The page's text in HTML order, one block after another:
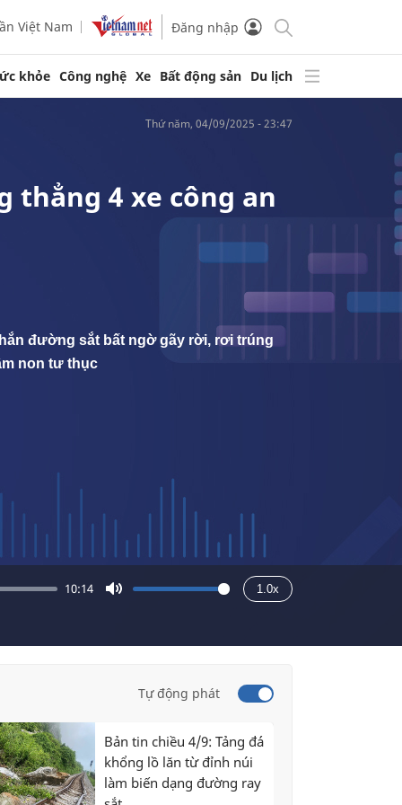
Việt Nam Đăng nhập
khỏe Công nghệ Xe Bất động sản Du lịch
thứ năm, 04/09/2025 - 23:47
10:14 1.0x
thẳng 4 xe công an
đường sắt bất ngờ gãy rời, rơi trúng
non tư thục
Tự động phát
Bản tin chiều 4/9: Tảng đá
khổng lồ lăn từ đỉnh núi
làm biến dạng đường ray